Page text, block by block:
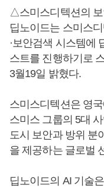
△스미스디텍션의
딥노이드는 스미스
·보안검색 시스템에
스트를 진행하기로
3월19일 밝혔다.
스미스디텍션은 영
스미스 그룹의 5대
도시 보안과 방위 분
을 제공하는 글로벌
딥노이드의 AI 기술